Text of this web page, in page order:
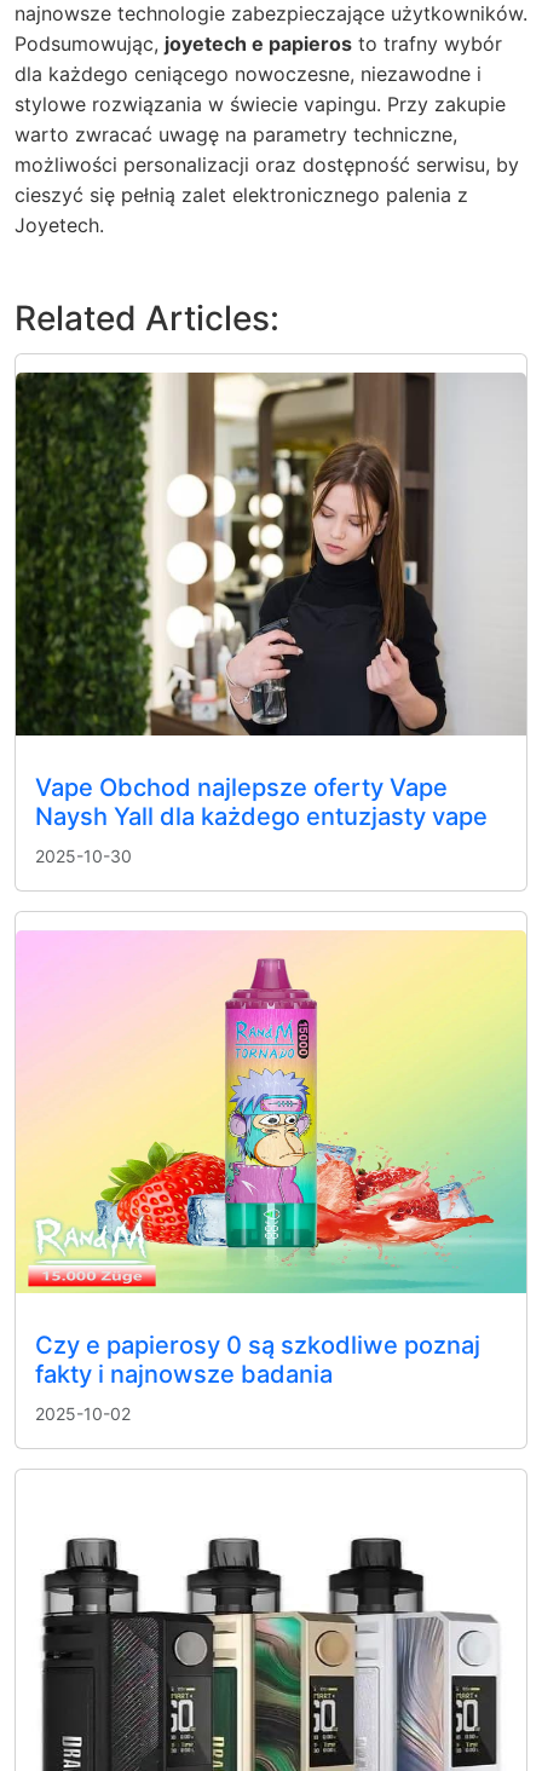
najnowsze technologie zabezpieczające użytkowników.
Podsumowując, joyetech e papieros to trafny wybór
dla każdego ceniącego nowoczesne, niezawodne i
stylowe rozwiązania w świecie vapingu. Przy zakupie
warto zwracać uwagę na parametry techniczne,
możliwości personalizacji oraz dostępność serwisu, by
cieszyć się pełnią zalet elektronicznego palenia z
Joyetech.
Related Articles:
Vape Obchod najlepsze oferty Vape
Naysh Yall dla każdego entuzjasty vape
2025-10-30
Czy e papierosy 0 są szkodliwe poznaj
fakty i najnowsze badania
2025-10-02